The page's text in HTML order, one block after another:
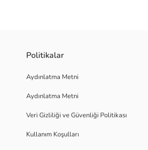
Politikalar
Aydınlatma Metni
Aydınlatma Metni
Veri Gizliliği ve Güvenliği Politikası
Kullanım Koşulları